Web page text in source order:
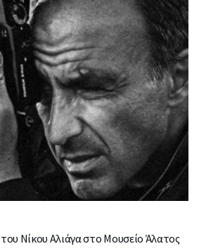
Νίκου Αλιάγα στο Μουσείο Άλατος